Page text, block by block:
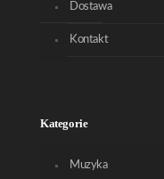
Dostawa
Kontakt
Kategorie
Muzyka